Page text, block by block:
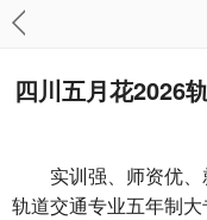
四川五月花2026
实训强、师资优、
轨道交通专业五年制